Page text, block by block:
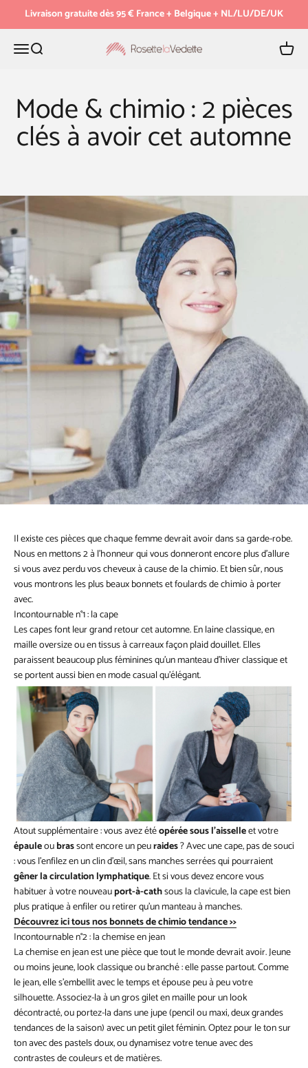
Passer au contenu
Livraison gratuite dès 95 € France + Belgique + NL/LU/DE/UK
MenuRecherche Rosette la Vedette Panier
Mode & chimio : 2 pièces
clés à avoir cet automne
Il existe ces pièces que chaque femme devrait avoir dans sa garde-robe.
Nous en mettons 2 à l’honneur qui vous donneront encore plus d’allure
si vous avez perdu vos cheveux à cause de la chimio. Et bien sûr, nous
vous montrons les plus beaux bonnets et foulards de chimio à porter
avec.
Incontournable n°1 : la cape
Les capes font leur grand retour cet automne. En laine classique, en
maille oversize ou en tissus à carreaux façon plaid douillet. Elles
paraissent beaucoup plus féminines qu’un manteau d’hiver classique et
se portent aussi bien en mode casual qu’élégant.
Atout supplémentaire : vous avez étéopérée sous l’aisselleet votre
épauleoubrassont encore un peuraides? Avec une cape, pas de souci
: vous l’enfilez en un clin d’œil, sans manches serrées qui pourraient
gêner la circulation lymphatique. Et si vous devez encore vous
habituer à votre nouveauport-à-cathsous la clavicule, la cape est bien
plus pratique à enfiler ou retirer qu’un manteau à manches.
Découvrez ici tous nos bonnets de chimio tendance >>
Incontournable n°2 : la chemise en jean
La chemise en jean est une pièce que tout le monde devrait avoir. Jeune
ou moins jeune, look classique ou branché : elle passe partout. Comme
le jean, elle s’embellit avec le temps et épouse peu à peu votre
silhouette. Associez-la à un gros gilet en maille pour un look
décontracté, ou portez-la dans une jupe (pencil ou maxi, deux grandes
tendances de la saison) avec un petit gilet féminin. Optez pour le ton sur
ton avec des pastels doux, ou dynamisez votre tenue avec des
contrastes de couleurs et de matières.